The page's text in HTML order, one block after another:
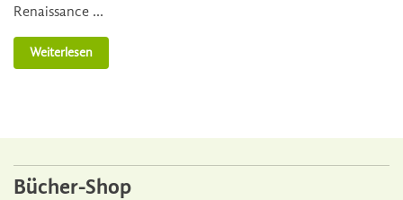
Renaissance …
Weiterlesen
Bücher-Shop